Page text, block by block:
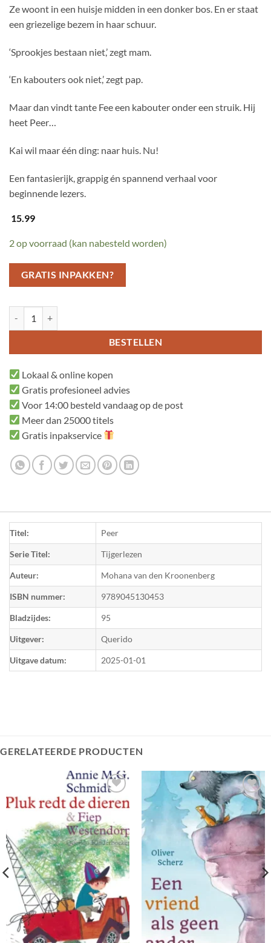
Ze woont in een huisje midden in een donker bos. En er staat
een griezelige bezem in haar schuur.
‘Sprookjes bestaan niet,’ zegt mam.
‘En kabouters ook niet,’ zegt pap.
Maar dan vindt tante Fee een kabouter onder een struik. Hij
heet Peer…
Kai wil maar één ding: naar huis. Nu!
Een fantasierijk, grappig én spannend verhaal voor
beginnende lezers.
15.99
2 op voorraad (kan nabesteld worden)
GRATIS INPAKKEN?
BESTELLEN
Lokaal & online kopen
Gratis profesioneel advies
Voor 14:00 besteld vandaag op de post
Meer dan 25000 titels
Gratis inpakservice
Titel: Peer
Serie Titel: Tijgerlezen
Auteur: Mohana van den Kroonenberg
ISBN nummer: 9789045130453
Bladzijdes: 95
Uitgever: Querido
Uitgave datum: 2025-01-01
GERELATEERDE PRODUCTEN